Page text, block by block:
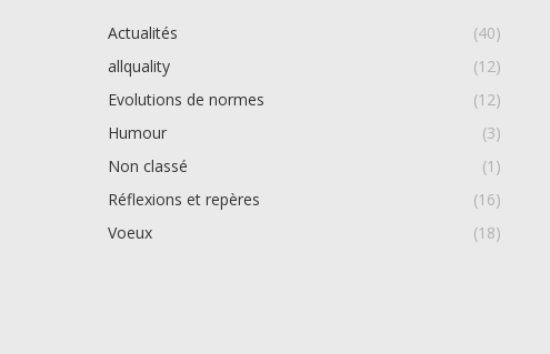
Actualités
(40)
allquality
(12)
Evolutions de normes
(12)
Humour
(3)
Non classé
(1)
Réflexions et repères
(16)
Voeux
(18)